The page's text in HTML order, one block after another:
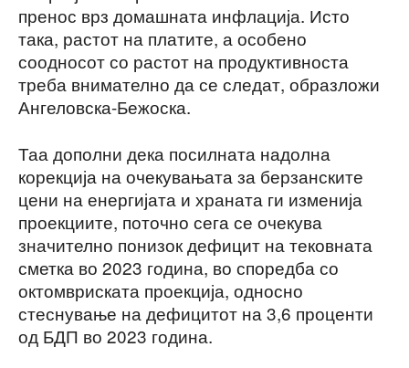
пренос врз домашната инфлација. Исто
така, растот на платите, а особено
соодносот со растот на продуктивноста
треба внимателно да се следат, образложи
Ангеловска-Бежоска.
Таа дополни дека посилната надолна
корекција на очекувањата за берзанските
цени на енергијата и храната ги изменија
проекциите, поточно сега се очекува
значително понизок дефицит на тековната
сметка во 2023 година, во споредба со
октомвриската проекција, односно
стеснување на дефицитот на 3,6 проценти
од БДП во 2023 година.